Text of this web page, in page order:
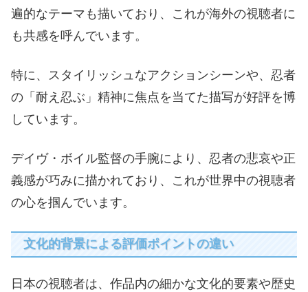
遍的なテーマも描いており、これが海外の視聴者に
も共感を呼んでいます。
特に、スタイリッシュなアクションシーンや、忍者
の「耐え忍ぶ」精神に焦点を当てた描写が好評を博
しています。
デイヴ・ボイル監督の手腕により、忍者の悲哀や正
義感が巧みに描かれており、これが世界中の視聴者
の心を掴んでいます。
文化的背景による評価ポイントの違い
日本の視聴者は、作品内の細かな文化的要素や歴史